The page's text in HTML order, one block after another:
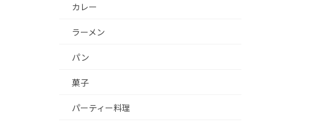
カレー
ラーメン
パン
菓子
パーティー料理